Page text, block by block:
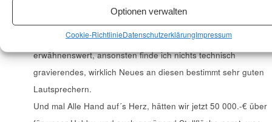
Optionen verwalten
Cookie-RichtlinieDatenschutzerklärungImpressum
verbaut um Luftspalte zu minimieren, also nicht
erwähnenswert, ansonsten finde ich nichts technisch
gravierendes, wirklich Neues an diesen bestimmt sehr guten
Lautsprechern.
Und mal Alle Hand auf´s Herz, hätten wir jetzt 50 000.-€ über